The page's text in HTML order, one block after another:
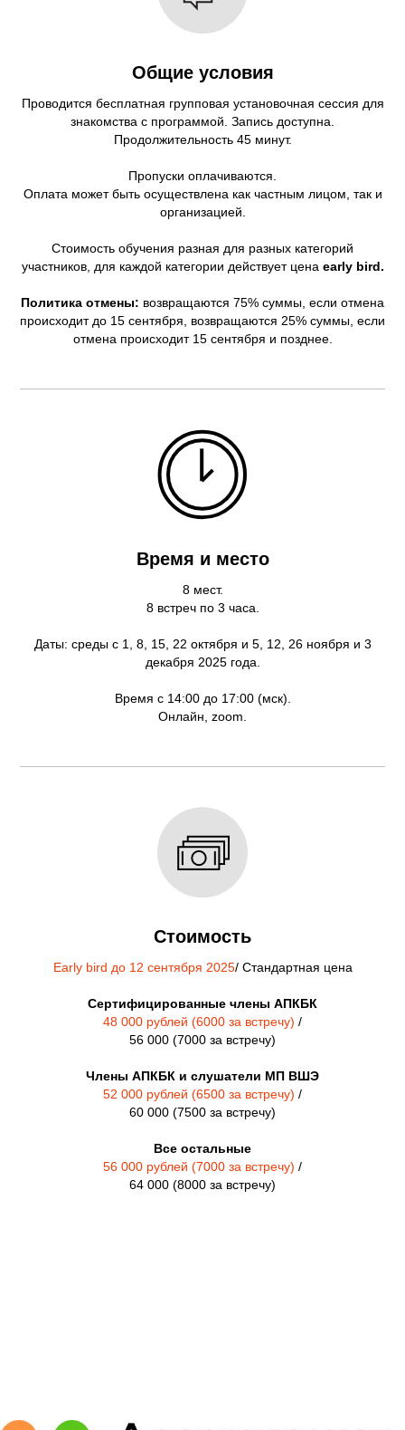
Общие условия
Проводится бесплатная групповая установочная сессия для
знакомства с программой. Запись доступна.
Продолжительность 45 минут.
Пропуски оплачиваются.
Оплата может быть осуществлена как частным лицом, так и
организацией.
Стоимость обучения разная для разных категорий
участников, для каждой категории действует цена early bird.
Политика отмены: возвращаются 75% суммы, если отмена
происходит до 15 сентября, возвращаются 25% суммы, если
отмена происходит 15 сентября и позднее.
Время и место
8 мест.
8 встреч по 3 часа.
Даты: среды с 1, 8, 15, 22 октября и 5, 12, 26 ноября и 3
декабря 2025 года.
Время с 14:00 до 17:00 (мск).
Онлайн, zoom.
Стоимость
Early bird до 12 сентября 2025/ Стандартная цена
Cертифицированные члены АПКБК
48 000 рублей (6000 за встречу) /
56 000 (7000 за встречу)
Члены АПКБК и слушатели МП ВШЭ
52 000 рублей (6500 за встречу) /
60 000 (7500 за встречу)
Все остальные
56 000 рублей (7000 за встречу) /
64 000 (8000 за встречу)